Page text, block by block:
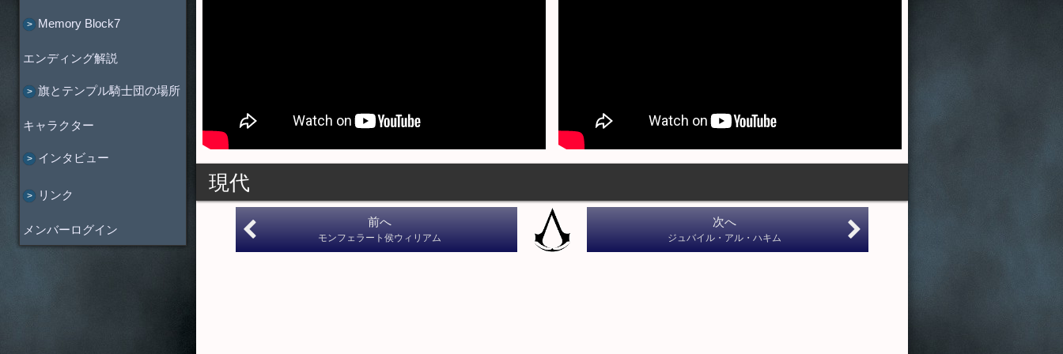
現代
前へ
モンフェラート侯ウィリアム
次へ
ジュバイル・アル・ハキム
Memory Block7
エンディング解説
旗とテンプル騎士団の場所
キャラクター
インタビュー
リンク
メンバーログイン